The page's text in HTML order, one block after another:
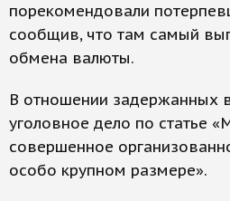
порекомендовали
сообщив, что там самый
обмена валюты.
В отношении задержанных
уголовное дело по статье
совершенное
особо крупном размере».